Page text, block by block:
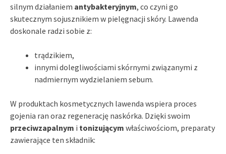
silnym działaniem antybakteryjnym, co czyni go
skutecznym sojusznikiem w pielęgnacji skóry. Lawenda
doskonale radzi sobie z:
trądzikiem,
innymi dolegliwościami skórnymi związanymi z
nadmiernym wydzielaniem sebum.
W produktach kosmetycznych lawenda wspiera proces
gojenia ran oraz regenerację naskórka. Dzięki swoim
przeciwzapalnym i tonizującym właściwościom, preparaty
zawierające ten składnik: